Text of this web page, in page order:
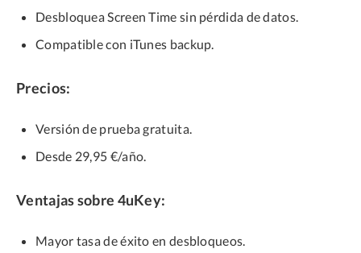
Desbloquea Screen Time sin pérdida de datos.
Compatible con iTunes backup.
Precios:
Versión de prueba gratuita.
Desde 29,95 €/año.
Ventajas sobre 4uKey:
Mayor tasa de éxito en desbloqueos.